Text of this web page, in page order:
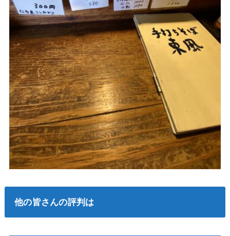
他の皆さんの評判は